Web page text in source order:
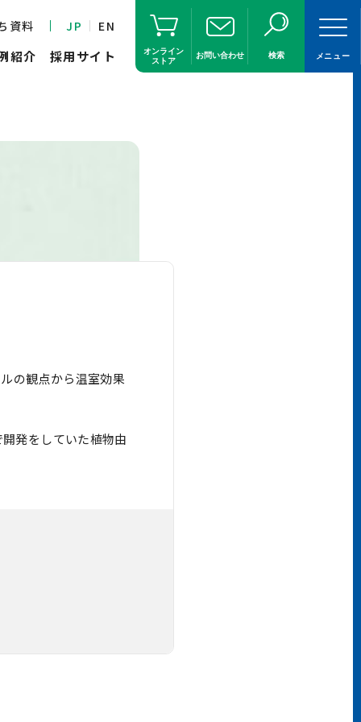
資料 JP EN
紹介 採用サイト
オンライン
ストア
お問い合わせ 検索 メニュー
の観点から温室効果
発をしていた植物由